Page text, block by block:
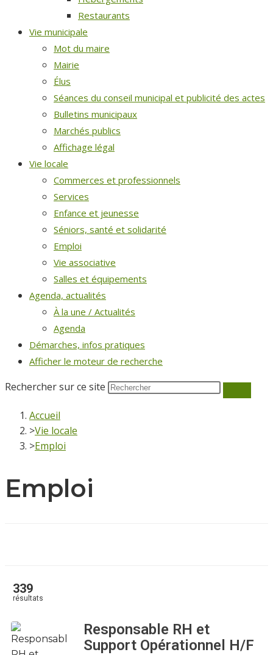
Restaurants
Vie municipale
Mot du maire
Mairie
Élus
Séances du conseil municipal et publicité des actes
Bulletins municipaux
Marchés publics
Affichage légal
Vie locale
Commerces et professionnels
Services
Enfance et jeunesse
Séniors, santé et solidarité
Emploi
Vie associative
Salles et équipements
Agenda, actualités
À la une / Actualités
Agenda
Démarches, infos pratiques
Afficher le moteur de recherche
Rechercher sur ce site
Accueil
>Vie locale
>Emploi
Emploi
339
résultats
Responsable RH et
Support Opérationnel H/F